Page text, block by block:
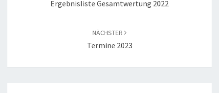
Ergebnisliste Gesamtwertung 2022
NÄCHSTER
Termine 2023